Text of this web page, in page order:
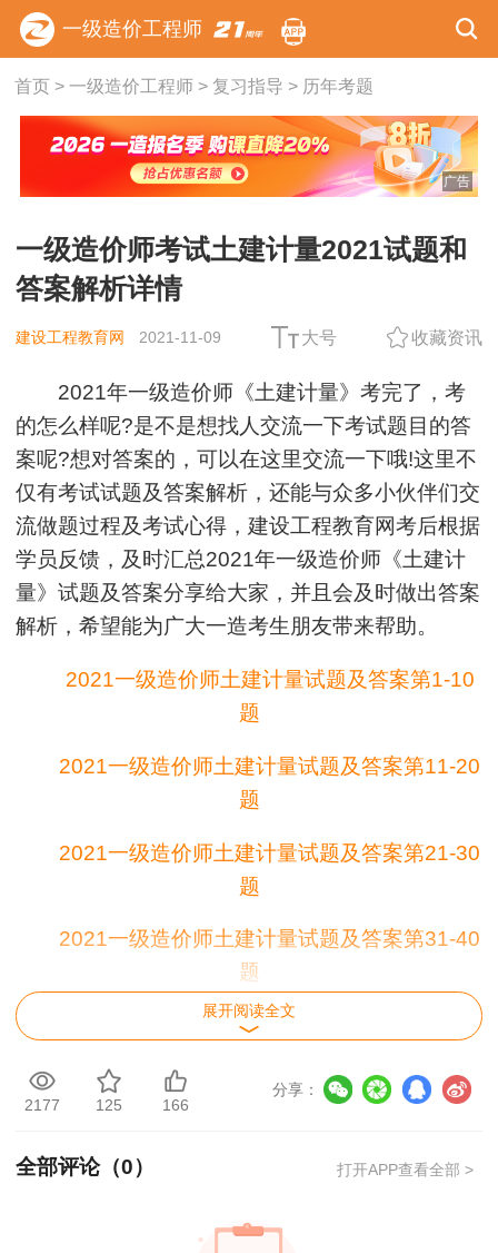
一级造价工程师
首页> 一级造价工程师> 复习指导 > 历年考题
广告
一级造价师考试土建计量2021试题和
答案解析详情
建设工程教育网 2021-11-09 大号 收藏资讯
2021年一级造价师《土建计量》考完了，考
的怎么样呢?是不是想找人交流一下考试题目的答
案呢?想对答案的，可以在这里交流一下哦!这里不
仅有考试试题及答案解析，还能与众多小伙伴们交
流做题过程及考试心得，建设工程教育网考后根据
学员反馈，及时汇总2021年一级造价师《土建计
量》试题及答案分享给大家，并且会及时做出答案
解析，希望能为广大一造考生朋友带来帮助。
2021一级造价师土建计量试题及答案第1-10
题
2021一级造价师土建计量试题及答案第11-20
题
2021一级造价师土建计量试题及答案第21-30
题
2021一级造价师土建计量试题及答案第31-40
题
2021一级造价师土建计量试题及答案第41-50
2021一级造价师土建计量试题及答案第51-60
题
展开阅读全文
2177 125 166
分享：
全部评论（0） 打开APP查看全部 >